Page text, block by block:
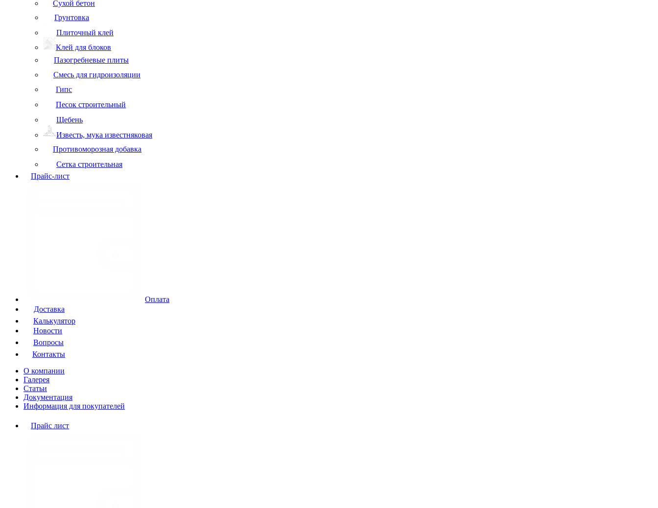
Сухой бетон
Грунтовка
Плиточный клей
Клей для блоков
Пазогребневые плиты
Смесь для гидроизоляции
Гипс
Песок строительный
Щебень
Известь, мука известняковая
Противоморозная добавка
Сетка строительная
Прайс-лист
Оплата
Доставка
Калькулятор
Новости
Вопросы
Контакты
О компании
Галерея
Статьи
Документация
Информация для покупателей
Прайс лист